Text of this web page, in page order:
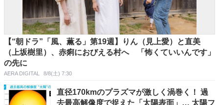
【“朝ドラ”「風、薫る」第19週】りん（見上愛）と直美
（上坂樹里）、赤痢におびえる村へ 「怖くていいんです」
の先に
AERA DIGITAL 8/8(土) 7:30
直径170kmのプラズマが激しく渦巻く！ 過
去最高解像度で捉えた「太陽表面」… 太陽フ